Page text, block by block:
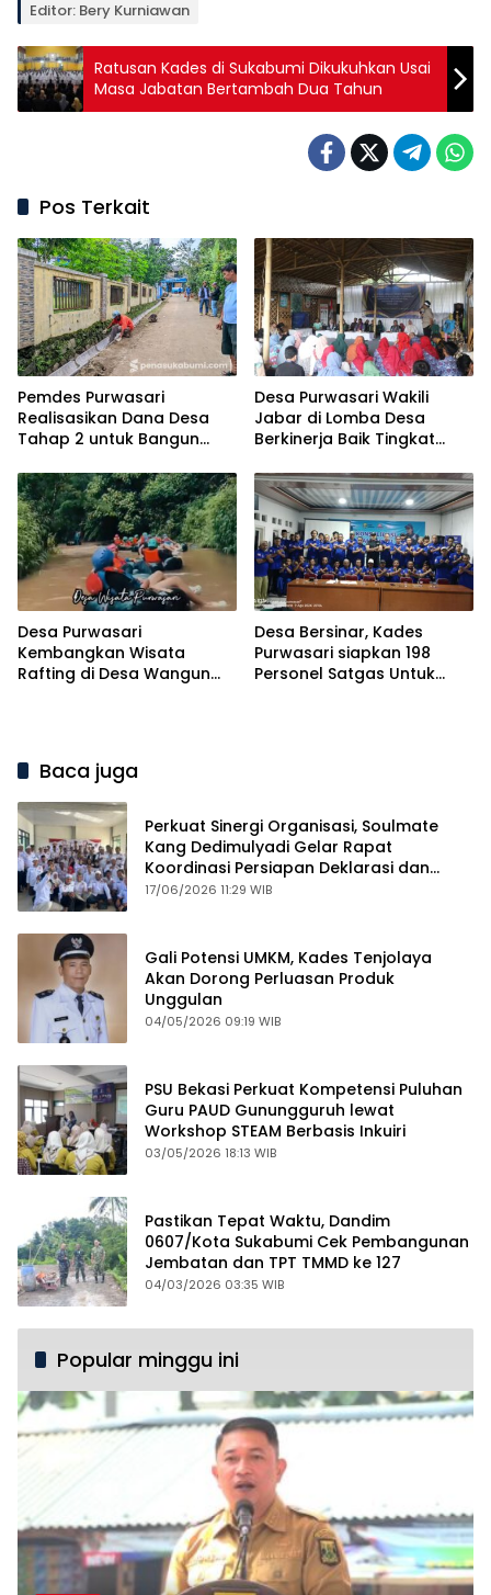
Editor: Bery Kurniawan
Ratusan Kades di Sukabumi Dikukuhkan Usai
Masa Jabatan Bertambah Dua Tahun
Pos Terkait
Pemdes Purwasari
Realisasikan Dana Desa
Tahap 2 untuk Bangun
Desa Purwasari Wakili
Jabar di Lomba Desa
Berkinerja Baik Tingkat
Desa Purwasari
Kembangkan Wisata
Rafting di Desa Wangun
Desa Bersinar, Kades
Purwasari siapkan 198
Personel Satgas Untuk
Baca juga
Perkuat Sinergi Organisasi, Soulmate
Kang Dedimulyadi Gelar Rapat
Koordinasi Persiapan Deklarasi dan
Mubes
17/06/2026 11:29 WIB
Gali Potensi UMKM, Kades Tenjolaya
Akan Dorong Perluasan Produk
Unggulan
04/05/2026 09:19 WIB
PSU Bekasi Perkuat Kompetensi Puluhan
Guru PAUD Gunungguruh lewat
Workshop STEAM Berbasis Inkuiri
03/05/2026 18:13 WIB
Pastikan Tepat Waktu, Dandim
0607/Kota Sukabumi Cek Pembangunan
Jembatan dan TPT TMMD ke 127
04/03/2026 03:35 WIB
Popular minggu ini